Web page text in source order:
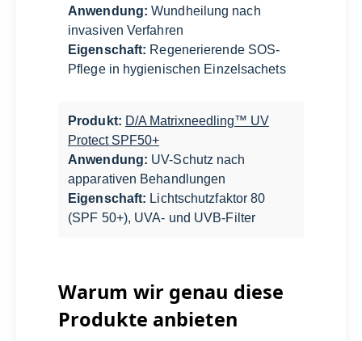
Anwendung: Wundheilung nach
invasiven Verfahren
Eigenschaft: Regenerierende SOS-
Pflege in hygienischen Einzelsachets
Produkt: D/A Matrixneedling™ UV
Protect SPF50+
Anwendung: UV-Schutz nach
apparativen Behandlungen
Eigenschaft: Lichtschutzfaktor 80
(SPF 50+), UVA- und UVB-Filter
Warum wir genau diese
Produkte anbieten